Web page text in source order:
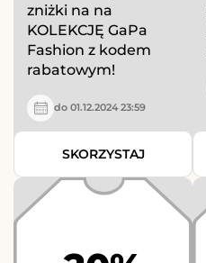
zniżki na na
KOLEKCJĘ GaPa
Fashion z kodem
rabatowym!
do 01.12.2024 23:59
SKORZYSTAJ